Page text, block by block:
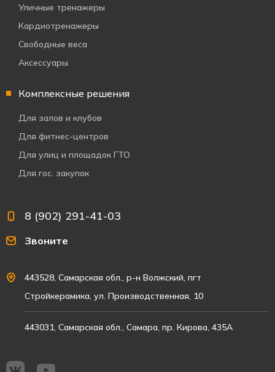
Уличные тренажеры
Кардиотренажеры
Свободные веса
Аксессуары
Комплексные решения
Для залов и клубов
Для фитнес-центров
Для улиц и площадок ГТО
Для гос. закупок
8 (902) 291-41-03
Звоните
443528, Самарская обл., р-н Волжский, пгт
Стройкерамика, ул. Производственная, 10
443031, Самарская обл., Самара, пр. Кирова, 435А